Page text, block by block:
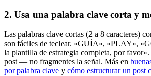
2. Usa una palabra clave corta y
Las palabras clave cortas (2 a 8 caracteres)
son fáciles de teclear. «GUÍA», «PLAY»,
la plantilla de estrategia completa, por
post — no fragmentes la señal. Más en
por palabra clave y cómo estructurar un post